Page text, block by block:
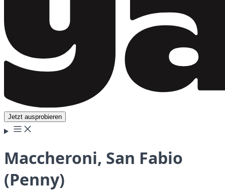
Jetzt ausprobieren
Maccheroni, San Fabio
(Penny)